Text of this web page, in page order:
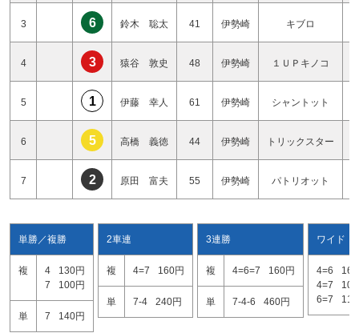
3 6 鈴木 聡太 41 伊勢崎 キブロ
4 3 猿谷 敦史 48 伊勢崎 １ＵＰキノコ
5 1 伊藤 幸人 61 伊勢崎 シャントット
6 5 高橋 義徳 44 伊勢崎 トリックスター
7 2 原田 富夫 55 伊勢崎 パトリオット
単勝／複勝
複 4
130円
7
100円
単 7 140円
2車連
複 4=7 160円
単 7-4 240円
3連勝
複 4=6=7 160円
単 7-4-6 460円
ワイド
4=6
4=7
6=7